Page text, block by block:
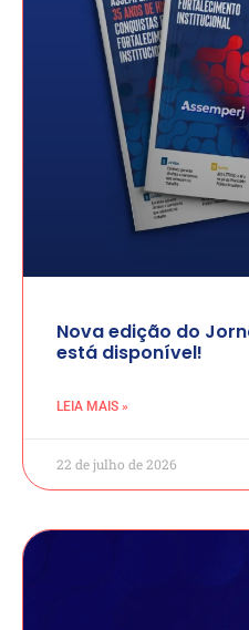
Nova edição do
está disponível!
LEIA MAIS »
22 de julho de 2026